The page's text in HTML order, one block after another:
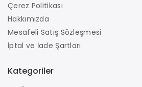
Çerez Politikası
Hakkımızda
Mesafeli Satış Sözleşmesi
İptal ve İade Şartları
Kategoriler